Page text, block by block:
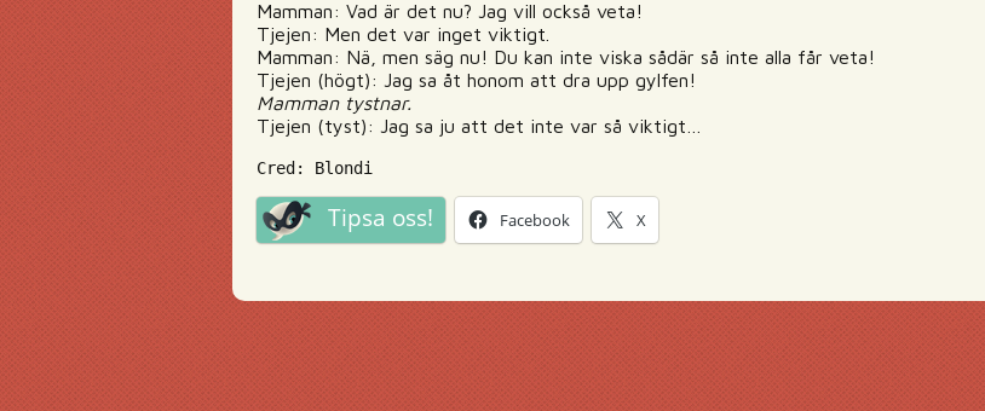
Mamman: Vad är det nu? Jag vill också veta!
Tjejen: Men det var inget viktigt.
Mamman: Nä, men säg nu! Du kan inte viska sådär så inte alla får veta!
Tjejen (högt): Jag sa åt honom att dra upp gylfen!
Mamman tystnar.
Tjejen (tyst): Jag sa ju att det inte var så viktigt…
Cred: Blondi
Tipsa oss! Facebook X